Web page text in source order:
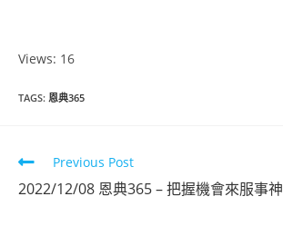
Views: 16
TAGS: 恩典365
Previous Post
2022/12/08 恩典365 – 把握機會來服事神